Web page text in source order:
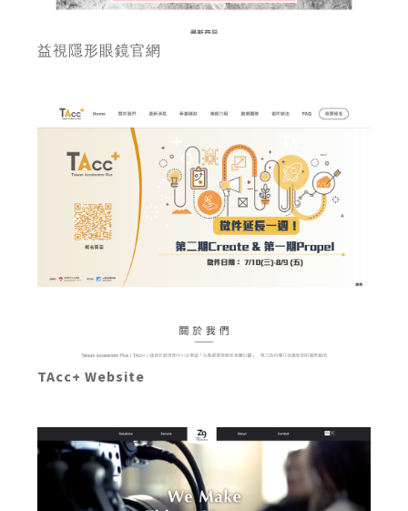
益視隱形眼鏡官網
TAcc+ Website